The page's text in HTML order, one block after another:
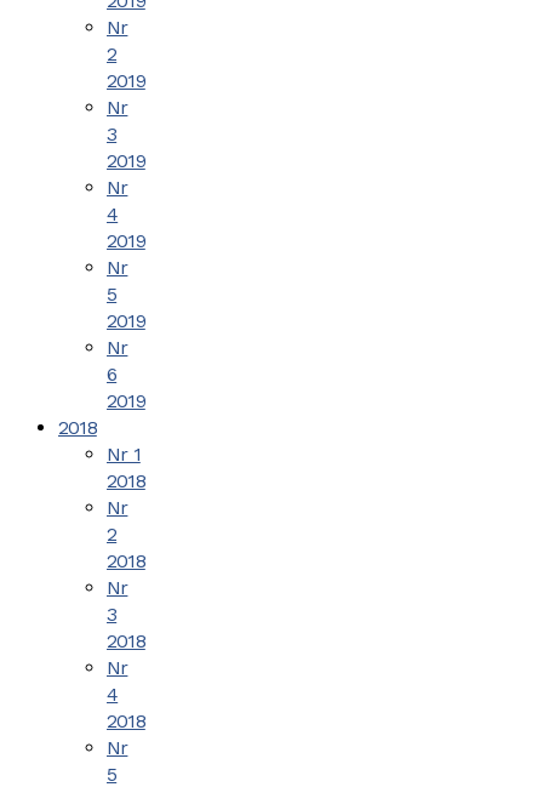
Nr
2
2019
Nr
3
2019
Nr
4
2019
Nr
5
2019
Nr
6
2019
2018
Nr 1
2018
Nr
2
2018
Nr
3
2018
Nr
4
2018
Nr
5